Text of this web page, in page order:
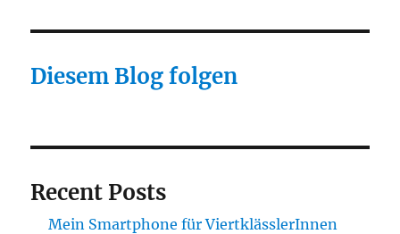
Diesem Blog folgen
Recent Posts
Mein Smartphone für ViertklässlerInnen